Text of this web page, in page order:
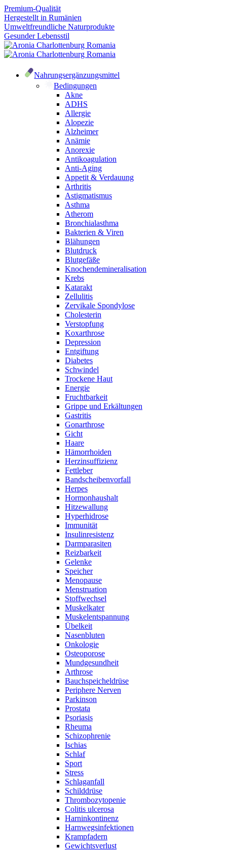
Premium-Qualität
Hergestellt in Rumänien
Umweltfreundliche Naturprodukte
Gesunder Lebensstil
Nahrungsergänzungsmittel
Bedingungen
Akne
ADHS
Allergie
Alopezie
Alzheimer
Anämie
Anorexie
Antikoagulation
Anti-Aging
Appetit & Verdauung
Arthritis
Astigmatismus
Asthma
Atherom
Bronchialasthma
Bakterien & Viren
Blähungen
Blutdruck
Blutgefäße
Knochendemineralisation
Krebs
Katarakt
Zellulitis
Zervikale Spondylose
Cholesterin
Verstopfung
Koxarthrose
Depression
Entgiftung
Diabetes
Schwindel
Trockene Haut
Energie
Fruchtbarkeit
Grippe und Erkältungen
Gastritis
Gonarthrose
Gicht
Haare
Hämorrhoiden
Herzinsuffizienz
Fettleber
Bandscheibenvorfall
Herpes
Hormonhaushalt
Hitzewallung
Hyperhidrose
Immunität
Insulinresistenz
Darmparasiten
Reizbarkeit
Gelenke
Speicher
Menopause
Menstruation
Stoffwechsel
Muskelkater
Muskelentspannung
Übelkeit
Nasenbluten
Onkologie
Osteoporose
Mundgesundheit
Arthrose
Bauchspeicheldrüse
Periphere Nerven
Parkinson
Prostata
Psoriasis
Rheuma
Schizophrenie
Ischias
Schlaf
Sport
Stress
Schlaganfall
Schilddrüse
Thrombozytopenie
Colitis ulcerosa
Harninkontinenz
Harnwegsinfektionen
Krampfadern
Gewichtsverlust